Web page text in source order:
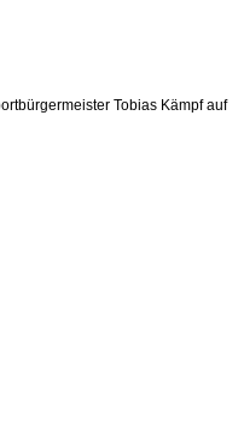
Tobias Kämpf auf